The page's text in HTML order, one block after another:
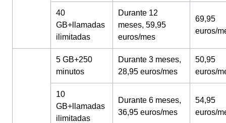
40
GB+llamadas
ilimitadas
Durante 12
meses, 59,95
euros/mes
69,95
euros/
5 GB+250
minutos
Durante 3 meses,
28,95 euros/mes
50,95
euros/
10
GB+llamadas
ilimitadas
Durante 6 meses,
36,95 euros/mes
54,95
euros/